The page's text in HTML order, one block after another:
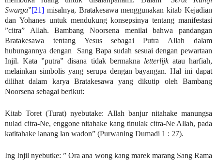
Swarga”[21] misalnya, Bratakesawa menggunakan kitab Kejadian
dan Yohanes untuk mendukung konsepsinya tentang manifestasi
”citra” Allah. Bambang Noorsena menilai bahwa pandangan
Bratakesawa tentang Yesus sebagai Putra Allah dalam
hubungannya dengan Sang Bapa sudah sesuai dengan pewartaan
Injil. Kata ”putra” disana tidak bermakna letterlijkatau harfiah,
melainkan simbolis yang serupa dengan bayangan. Hal ini dapat
dilihat dalam karya Bratakesawa yang dikutip oleh Bambang
Noorsena sebagai berikut:
Kitab Toret (Turat) nyebutake: Allah banjur nitahake manungsa
nulad citra-Ne, enggone nitahake kang tinulak citra-Ne Allah, pada
katitahake lanang lan wadon” (Purwaning Dumadi 1 : 27).
Ing Injil nyebutke: ” Ora ana wong kang marek marang Sang Rama